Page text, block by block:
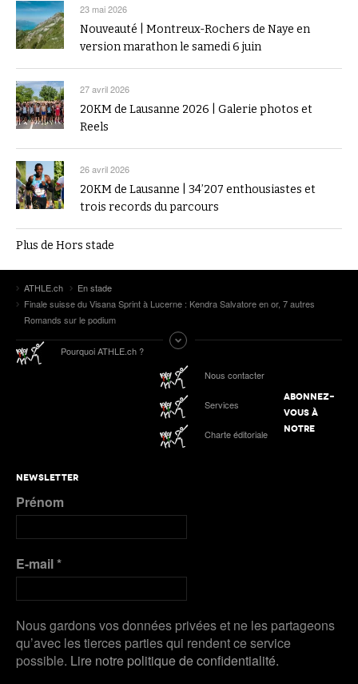
23 mai 2026
Nouveauté | Montreux-Rochers de Naye en
version marathon le samedi 6 juin
27 avril 2026
20KM de Lausanne 2026 | Galerie photos et
Reels
26 avril 2026
20KM de Lausanne | 34’207 enthousiastes et
trois records du parcours
Plus de Hors stade
ATHLE.ch
En stade
Finale suisse du Visana Sprint à Lucerne : Kendra Salvatore en or, 7 autres
Romands sur le podium
Pourquoi ATHLE.ch ?
Nous contacter
Services
Charte éditoriale
ABONNEZ-
VOUS À
NOTRE
NEWSLETTER
Prénom
E-mail*
Nous gardons vos données privées et ne les partageons
qu’avec les tierces parties qui rendent ce service
possible. Lire notre politique de confidentialité.